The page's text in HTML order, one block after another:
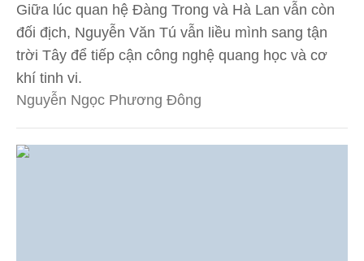
Giữa lúc quan hệ Đàng Trong và Hà Lan vẫn còn
đối địch, Nguyễn Văn Tú vẫn liều mình sang tận
trời Tây để tiếp cận công nghệ quang học và cơ
khí tinh vi.
Nguyễn Ngọc Phương Đông